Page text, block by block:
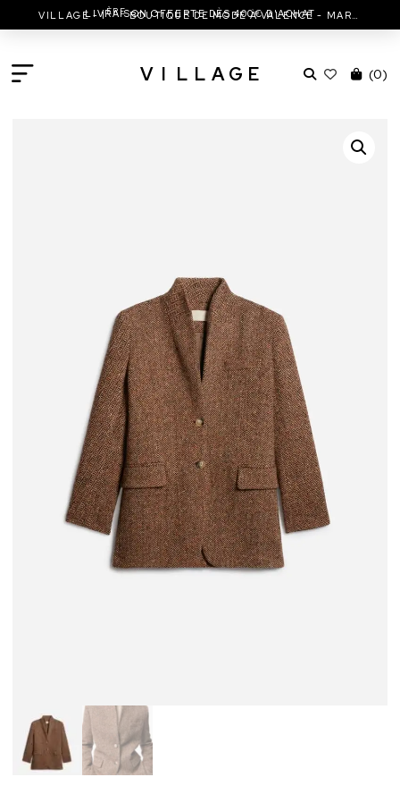
VILLAGE - 1ÈREBOUTIQUE DE MODE À VALENCE - MARC JACOBS - ISABEL MARANT & MORE
V I L L A G E (0)